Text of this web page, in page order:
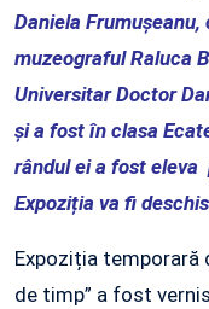
Daniela
muzeograful Raluca
Universitar Doctor
și a fost în clasa
rândul ei a fost eleva
Expoziția va fi
Expoziția temporară
de timp” a fost